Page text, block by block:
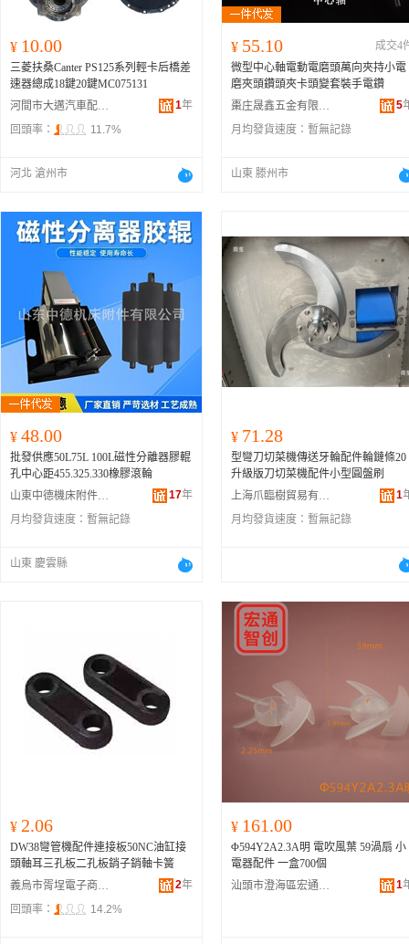
¥ 10.00
三菱扶桑Canter PS125系列輕卡后橋差
速器總成18鍵20鍵MC075131
河間市大邁汽車配件有限公司
1年
回頭率：
11.7%
河北 滄州市
¥ 55.10
成交4
微型中心軸電動電磨頭萬向夾持小電
磨夾頭鑽頭夾卡頭變套裝手電鑽
棗庄晟鑫五金有限公司
5
月均發貨速度： 暫無記錄
山東 滕州市
¥ 48.00
批發供應50L75L 100L磁性分離器膠輥
孔中心距455.325.330橡膠滾輪
山東中德機床附件有限公司
17年
月均發貨速度： 暫無記錄
山東 慶雲縣
¥ 71.28
型彎刀切菜機傳送牙輪配件輪鏈條20
升級版刀切菜機配件小型圓盤刷
上海爪臨樹貿易有限公司
1
月均發貨速度： 暫無記錄
¥ 2.06
DW38彎管機配件連接板50NC油缸接
頭軸耳三孔板二孔板銷子銷軸卡簧
義烏市胥埕電子商務商行
2年
回頭率：
14.2%
¥ 161.00
Φ594Y2A2.3A明 電吹風葉 59渦扇 小
電器配件 一盒700個
汕頭市澄海區宏通塑料制品商行
1